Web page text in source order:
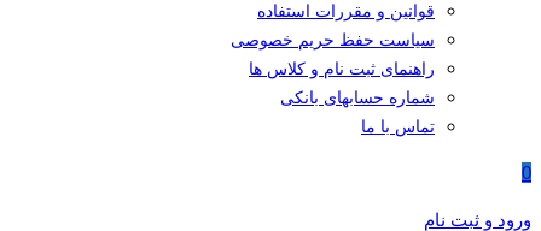
قوانین و مقررات استفاده
سیاست حفظ حریم خصوصی
راهنمای ثبت نام و کلاس ها
شماره حسابهای بانکی
تماس با ما
0
ورود و ثبت نام